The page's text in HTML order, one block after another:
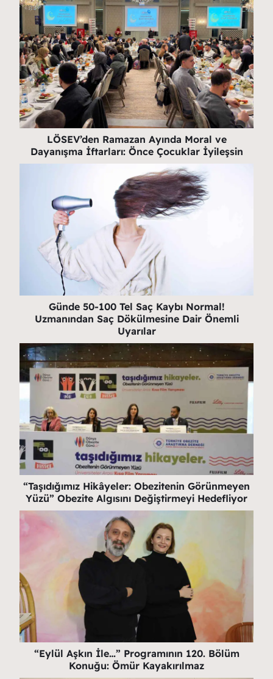
LÖSEV’den Ramazan Ayında Moral ve
Dayanışma İftarları: Önce Çocuklar İyileşsin
Günde 50-100 Tel Saç Kaybı Normal!
Uzmanından Saç Dökülmesine Dair Önemli
Uyarılar
“Taşıdığımız Hikâyeler: Obezitenin Görünmeyen
Yüzü” Obezite Algısını Değiştirmeyi Hedefliyor
“Eylül Aşkın İle…” Programının 120. Bölüm
Konuğu: Ömür Kayakırılmaz